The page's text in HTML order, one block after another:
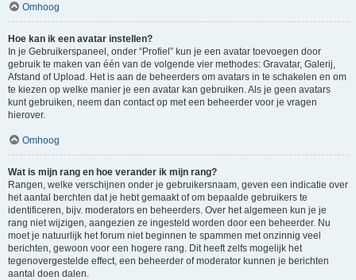
Omhoog
Hoe kan ik een avatar instellen?
In je Gebruikerspaneel, onder “Profiel” kun je een avatar toevoegen door
gebruik te maken van één van de volgende vier methodes: Gravatar, Galerij,
Afstand of Upload. Het is aan de beheerders om avatars in te schakelen en om
te kiezen op welke manier je een avatar kan gebruiken. Als je geen avatars
kunt gebruiken, neem dan contact op met een beheerder voor je vragen
hierover.
Omhoog
Wat is mijn rang en hoe verander ik mijn rang?
Rangen, welke verschijnen onder je gebruikersnaam, geven een indicatie over
het aantal berchten dat je hebt gemaakt of om bepaalde gebruikers te
identificeren, bijv. moderators en beheerders. Over het algemeen kun je je
rang niet wijzigen, aangezien ze ingesteld worden door een beheerder. Nu
moet je natuurlijk het forum niet beginnen te spammen met onzinnig veel
berichten, gewoon voor een hogere rang. Dit heeft zelfs mogelijk het
tegenovergestelde effect, een beheerder of moderator kunnen je berichten
aantal doen dalen.